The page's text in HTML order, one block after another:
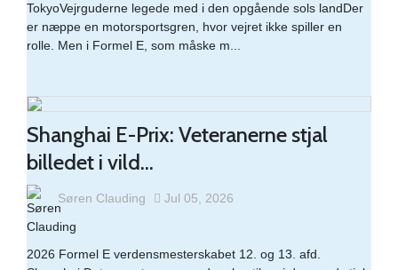
MG4 Electric Extended Range:
TokyoVejrguderne legede med i den opgående sols landDer
er næppe en motorsportsgren, hvor vejret ikke spiller en
rolle. Men i Formel E, som måske m...
Shanghai E-Prix: Veteranerne stjal
billedet i vild...
Søren Clauding Jul 05, 2026
2026 Formel E verdensmesterskabet 12. og 13. afd.